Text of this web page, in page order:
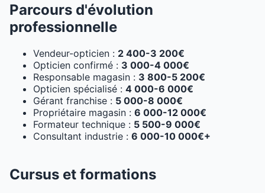
Parcours d'évolution
professionnelle
Vendeur-opticien : 2 400-3 200€
Opticien confirmé : 3 000-4 000€
Responsable magasin : 3 800-5 200€
Opticien spécialisé : 4 000-6 000€
Gérant franchise : 5 000-8 000€
Propriétaire magasin : 6 000-12 000€
Formateur technique : 5 500-9 000€
Consultant industrie : 6 000-10 000€+
Cursus et formations